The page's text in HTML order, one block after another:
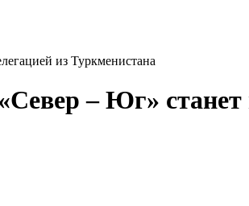
из Туркменистана
– Юг» станет